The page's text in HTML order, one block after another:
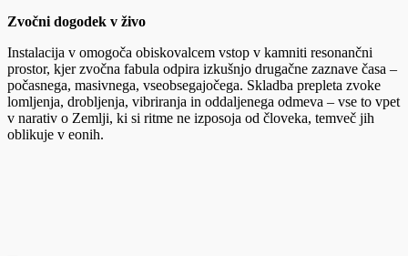
Zvočni dogodek v živo
Instalacija v omogoča obiskovalcem vstop v kamniti resonančni
prostor, kjer zvočna fabula odpira izkušnjo drugačne zaznave časa –
počasnega, masivnega, vseobsegajočega. Skladba prepleta zvoke
lomljenja, drobljenja, vibriranja in oddaljenega odmeva – vse to vpet
v narativ o Zemlji, ki si ritme ne izposoja od človeka, temveč jih
oblikuje v eonih.